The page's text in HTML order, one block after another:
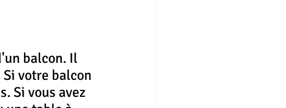
balcon. Il
votre balcon
Si vous avez